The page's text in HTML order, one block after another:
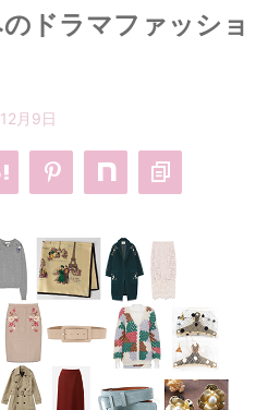
・ライオンの隠れ家
・ワンピース
・バッグ
・腕時計
ドラマファッショ
月9日